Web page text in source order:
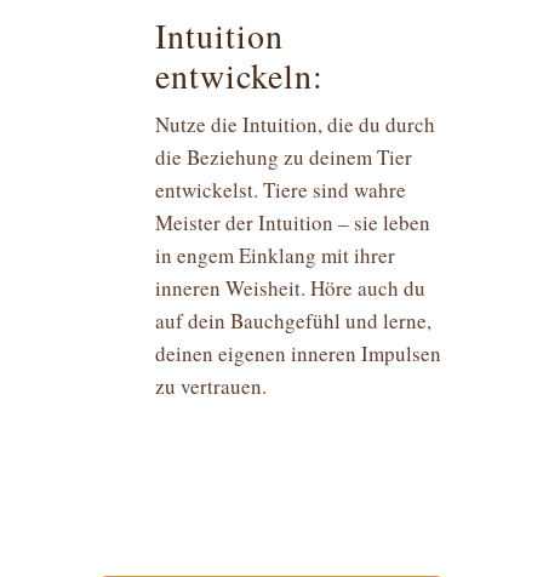
Intuition
entwickeln:
Nutze die Intuition, die du durch
die Beziehung zu deinem Tier
entwickelst. Tiere sind wahre
Meister der Intuition – sie leben
in engem Einklang mit ihrer
inneren Weisheit. Höre auch du
auf dein Bauchgefühl und lerne,
deinen eigenen inneren Impulsen
zu vertrauen.